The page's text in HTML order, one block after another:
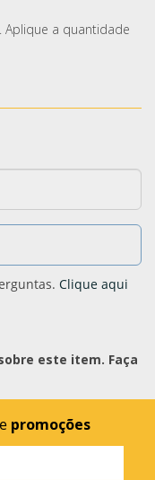
a quantidade
Clique aqui
este item. Faça
e promoções